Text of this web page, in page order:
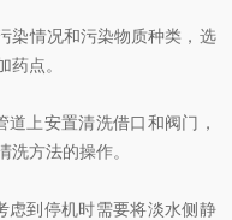
情况和污染物质种类，选
药点。
上安置清洗借口和阀门，
洗方法的操作。
到停机时需要将淡水侧静